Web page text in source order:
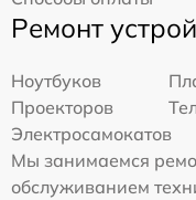
Ремонт
Ноутбуков
Проекторов
Электросамокатов
Мы занимаемся
обслуживанием